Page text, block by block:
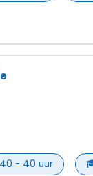
40 - 40 uur